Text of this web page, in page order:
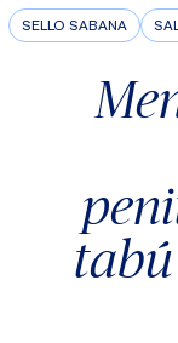
SELLO SABANA